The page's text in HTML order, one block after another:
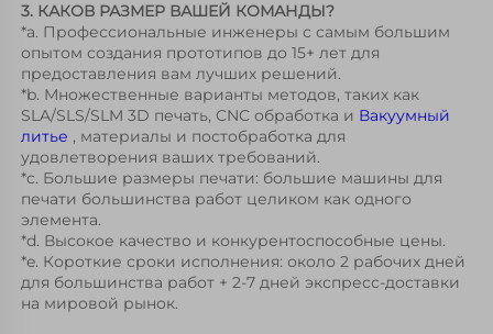
3. КАКОВ РАЗМЕР ВАШЕЙ КОМАНДЫ?
*a. Профессиональные инженеры с самым большим
опытом создания прототипов до 15+ лет для
предоставления вам лучших решений.
*b. Множественные варианты методов, таких как
SLA/SLS/SLM 3D печать, CNC обработка и Вакуумный
литье , материалы и постобработка для
удовлетворения ваших требований.
*c. Большие размеры печати: большие машины для
печати большинства работ целиком как одного
элемента.
*d. Высокое качество и конкурентоспособные цены.
*e. Короткие сроки исполнения: около 2 рабочих дней
для большинства работ + 2-7 дней экспресс-доставки
на мировой рынок.